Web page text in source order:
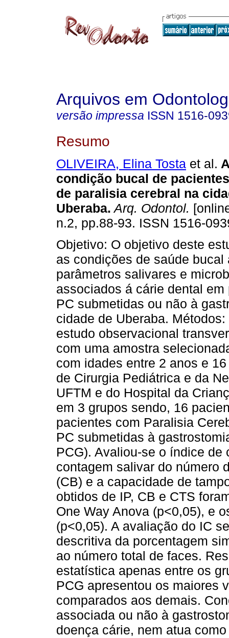
Arquivos em
versão impressa ISSN 1516-
Resumo
OLIVEIRA, Elina Tosta et al.
condição bucal de
de paralisia cerebral na
Uberaba. Arq. Odontol.
n.2, pp.88-93. ISSN 1516-
Objetivo: O objetivo deste
as condições de saúde bucal
parâmetros salivares e
associados á cárie dental
PC submetidas ou não à
cidade de Uberaba.
estudo observacional
com uma amostra
com idades entre 2 anos e
de Cirurgia Pediátrica e da
UFTM e do Hospital da
em 3 grupos sendo, 16
pacientes com Paralisia
PC submetidas à
PCG). Avaliou-se o índice
contagem salivar do número
(CB) e a capacidade de
obtidos de IP, CB e CTS
One Way Anova (p<0,05), e
(p<0,05). A avaliação do IC
descritiva da porcentagem
ao número total de faces.
estatística apenas entre os
PCG apresentou os maiores
comparados aos demais.
associada ou não à
doença cárie, nem atua